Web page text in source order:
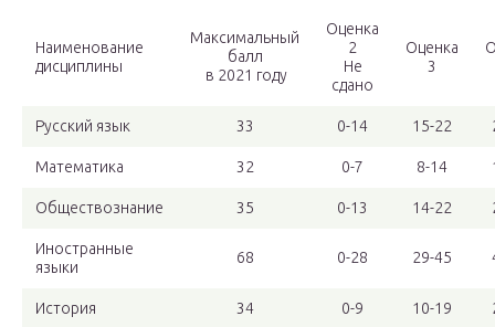
Наименование
дисциплины
Максимальный
балл
в 2021 году
Оценка
2
Не
сдано
Оценка
3
Русский язык 33 0-14 15-22
Математика 32 0-7 8-14
Обществознание 35 0-13 14-22
Иностранные
языки
68 0-28 29-45
История 34 0-9 10-19